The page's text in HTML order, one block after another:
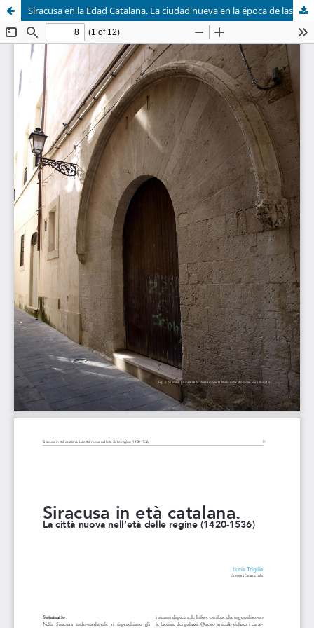
Siracusa en la Edad Catalana. La ciudad nueva en la época de las reinas (1420-1536)